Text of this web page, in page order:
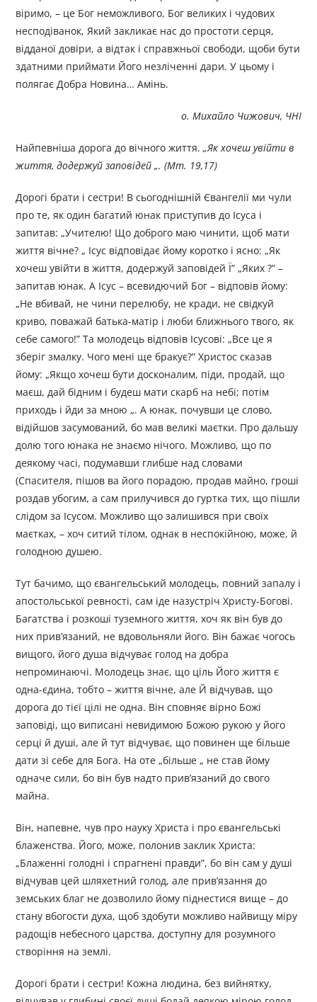
віримо, – це Бог неможливого, Бог великих і чудових
несподіванок, Який закликає нас до простоти серця,
відданої довіри, а відтак і справжньої свободи, щоби бути
здатними приймати Його незліченні дари. У цьому і
полягає Добра Новина… Амінь.
о. Михайло Чижович, ЧНІ
Найпевніша дорога до вічного життя.„Як хочеш увійти в
життя, додержуй заповідей „. (Мт. 19,17)
Дорогі брати і сестри! В сьогоднішній Євангелії ми чули
про те, як один багатий юнак приступив до Ісуса і
запитав: „Учителю! Що доброго маю чинити, щоб мати
життя вічне? „ Ісус відповідає йому коротко і ясно: „Як
хочеш увійти в життя, додержуй заповідей Ї” „Яких ?” –
запитав юнак. А Ісус – всевидючий Бог – відповів йому:
„Не вбивай, не чини перелюбу, не кради, не свідкуй
криво, поважай батька-матір і люби ближнього твого, як
себе самого!” Та молодець відповів Ісусові: „Все це я
зберіг змалку. Чого мені ще бракує?” Христос сказав
йому: „Якщо хочеш бути досконалим, піди, продай, що
маєш, дай бідним і будеш мати скарб на небі; потім
приходь і йди за мною „. А юнак, почувши це слово,
відійшов засумований, бо мав великі маєтки. Про дальшу
долю того юнака не знаємо нічого. Можливо, що по
деякому часі, подумавши глибше над словами
(Спасителя, пішов ва його порадою, продав майно, гроші
роздав убогим, а сам прилучився до гуртка тих, що пішли
слідом за Ісусом. Можливо що залишився при своїх
маєтках, – хоч ситий тілом, однак в неспокійною, може, й
голодною душею.
Тут бачимо, що євангельський молодець, повний запалу і
апостольської ревності, сам іде назустріч Христу-Богові.
Багатства і розкоші туземного життя, хоч як він був до
них прив’язаний, не вдовольняли його. Він бажає чогось
вищого, його душа відчуває голод на добра
непроминаючі. Молодець знає, що ціль Його життя є
одна-єдина, тобто – життя вічне, але Й відчував, що
дорога до тієї цілі не одна. Він сповняє вірно Божі
заповіді, що виписані невидимою Божою рукою у його
серці й душі, але й тут відчуває, що повинен ще більше
дати зі себе для Бога. На оте „більше „ не став йому
одначе сили, бо він був надто прив’язаний до свого
майна.
Він, напевне, чув про науку Христа і про євангельські
блаженства. Його, може, полонив заклик Христа:
„Блаженні голодні і спрагнені правди”, бо він сам у душі
відчував цей шляхетний голод, але прив’язання до
земських благ не дозволило йому піднестися вище – до
стану вбогости духа, щоб здобути можливо найвищу міру
радощів небесного царства, доступну для розумного
створіння на землі.
Дорогі брати і сестри! Кожна людина, без вийнятку,